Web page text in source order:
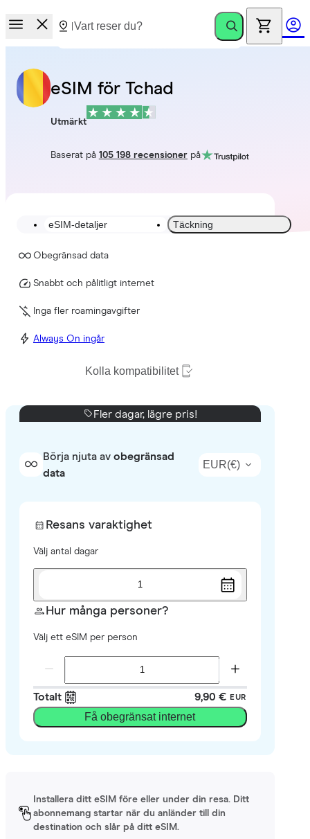
eSIM för Tchad
Utmärkt
Baserat på 105 198 recensionerpå
eSIM-detaljer Täckning
Obegränsad data
Snabbt och pålitligt internet
Inga fler roamingavgifter
Always On ingår
Kolla kompatibilitet
Fler dagar, lägre pris!
Börja njuta av obegränsad
data
EUR(€)
Resans varaktighet
Välj antal dagar
1
Hur många personer?
Välj ett eSIM per person
Totalt 9,90 € EUR
Få obegränsat internet
Installera ditt eSIM före eller under din resa. Ditt
abonnemang startar när du anländer till din
destination och slår på ditt eSIM.